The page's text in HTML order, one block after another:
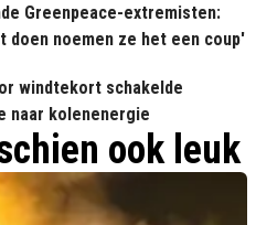
Greenpeace-extremisten:
doen noemen ze het een coup'
windtekort schakelde
naar kolenenergie
ook leuk